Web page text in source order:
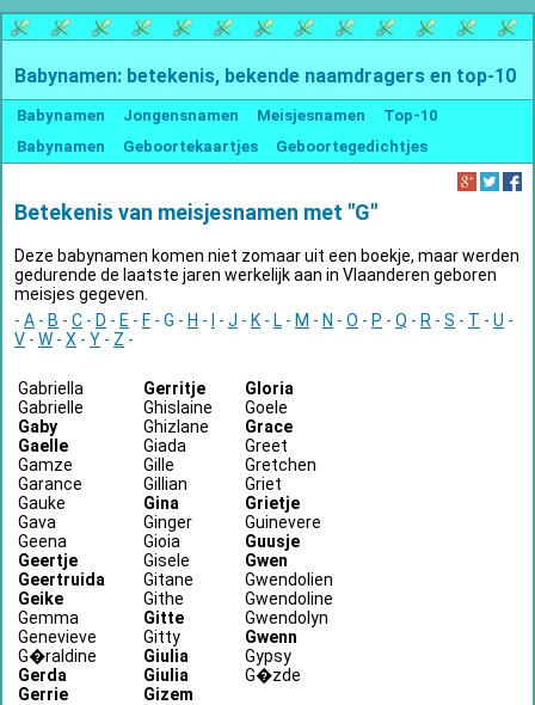
Babynamen: betekenis, bekende naamdragers en top-10
Babynamen Jongensnamen Meisjesnamen
Top-10
Babynamen
Geboortekaartjes Geboortegedichtjes
Betekenis van meisjesnamen met "G"
Deze babynamen komen niet zomaar uit een boekje, maar werden
gedurende de laatste jaren werkelijk aan in Vlaanderen geboren
meisjes gegeven.
- A - B - C - D - E - F - G - H - I - J - K - L - M - N - O - P - Q - R - S - T - U -
V - W - X - Y - Z -
Gabriella
Gabrielle
Gaby
Gaelle
Gamze
Garance
Gauke
Gava
Geena
Geertje
Geertruida
Geike
Gemma
Genevieve
G�raldine
Gerda
Gerrie
Gerritje
Ghislaine
Ghizlane
Giada
Gille
Gillian
Gina
Ginger
Gioia
Gisele
Gitane
Githe
Gitte
Gitty
Giulia
Giulia
Gizem
Gloria
Goele
Grace
Greet
Gretchen
Griet
Grietje
Guinevere
Guusje
Gwen
Gwendolien
Gwendoline
Gwendolyn
Gwenn
Gypsy
G�zde